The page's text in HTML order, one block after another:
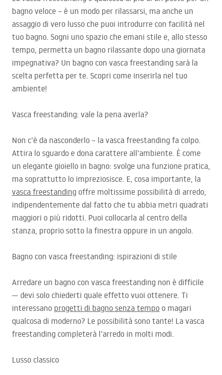
bagno veloce – è un modo per rilassarsi, ma anche un
assaggio di vero lusso che puoi introdurre con facilità nel
tuo bagno. Sogni uno spazio che emani stile e, allo stesso
tempo, permetta un bagno rilassante dopo una giornata
impegnativa? Un bagno con vasca freestanding sarà la
scelta perfetta per te. Scopri come inserirla nel tuo
ambiente!
Vasca freestanding: vale la pena averla?
Non c’è da nasconderlo – la vasca freestanding fa colpo.
Attira lo sguardo e dona carattere all’ambiente. È come
un elegante gioiello in bagno: svolge una funzione pratica,
ma soprattutto lo impreziosisce. E, cosa importante, la
vasca freestanding offre moltissime possibilità di arredo,
indipendentemente dal fatto che tu abbia metri quadrati
maggiori o più ridotti. Puoi collocarla al centro della
stanza, proprio sotto la finestra oppure in un angolo.
Bagno con vasca freestanding: ispirazioni di stile
Arredare un bagno con vasca freestanding non è difficile
— devi solo chiederti quale effetto vuoi ottenere. Ti
interessano progetti di bagno senza tempo o magari
qualcosa di moderno? Le possibilità sono tante! La vasca
freestanding completerà l’arredo in molti modi.
Lusso classico